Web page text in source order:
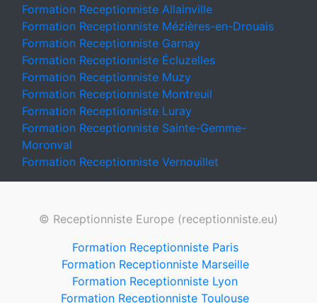
Formation Receptionniste Allainville
Formation Receptionniste Mézières-en-Drouais
Formation Receptionniste Garnay
Formation Receptionniste Écluzelles
Formation Receptionniste Muzy
Formation Receptionniste Montreuil
Formation Receptionniste Luray
Formation Receptionniste Sainte-Gemme-
Moronval
Formation Receptionniste Vernouillet
© Receptionniste Europe (receptionniste.eu)
Formation Receptionniste Paris
Formation Receptionniste Marseille
Formation Receptionniste Lyon
Formation Receptionniste Toulouse